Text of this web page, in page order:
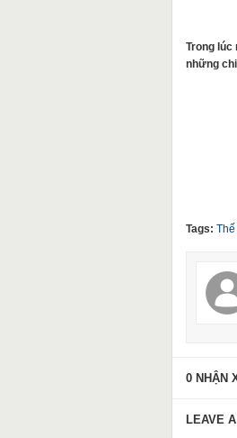
Trong lúc
những
Tags:
0 NHẬN
LEAVE